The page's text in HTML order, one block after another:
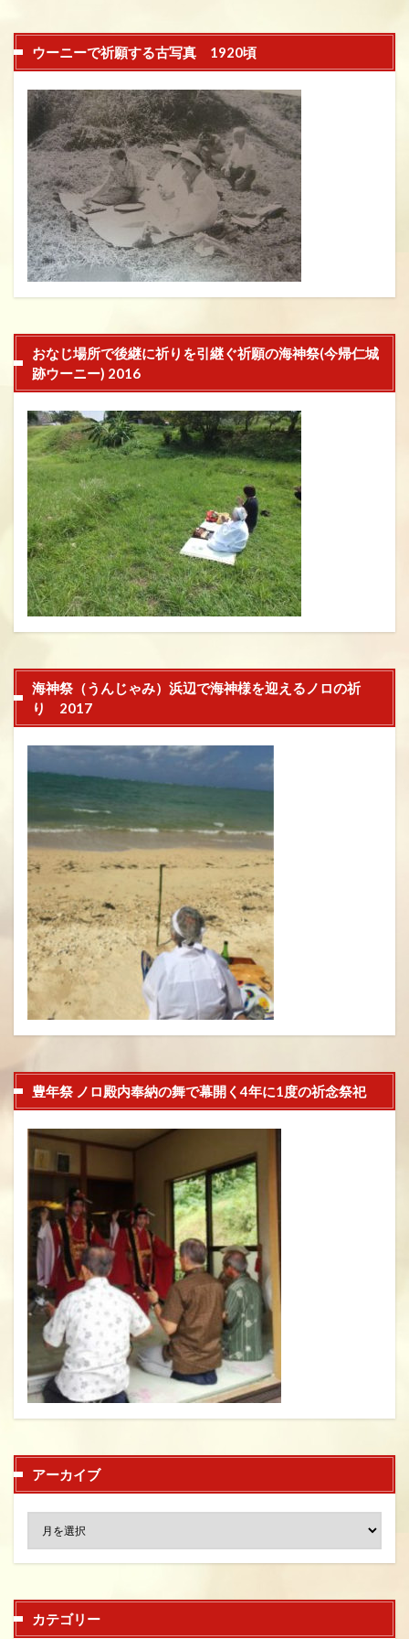
ウーニーで祈願する古写真 1920頃
おなじ場所で後継に祈りを引継ぐ祈願の海神祭(今帰仁城
跡ウーニー) 2016
海神祭（うんじゃみ）浜辺で海神様を迎えるノロの祈
り 2017
豊年祭 ノロ殿内奉納の舞で幕開く4年に1度の祈念祭祀
アーカイブ
カテゴリー